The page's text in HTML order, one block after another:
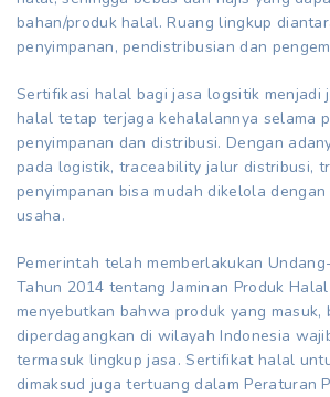
bahan/produk halal. Ruang lingkup
penyimpanan, pendistribusian dan
Sertifikasi halal bagi jasa logsitik menjadi
halal tetap terjaga kehalalannya selama
penyimpanan dan distribusi. Dengan
pada logistik, traceability jalur distribusi,
penyimpanan bisa mudah dikelola
usaha.
Pemerintah telah memberlakukan
Tahun 2014 tentang Jaminan Produk
menyebutkan bahwa produk yang masuk,
diperdagangkan di wilayah Indonesia
termasuk lingkup jasa. Sertifikat halal
dimaksud juga tertuang dalam Peraturan